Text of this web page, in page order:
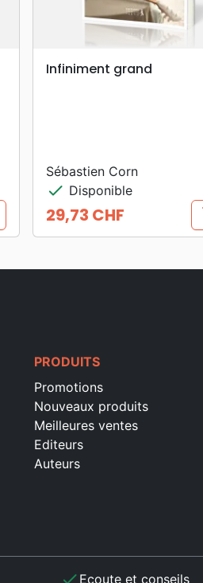
APERÇU RAPIDE
Infiniment grand
Sébastien Corn
check Disponible
Prix
29,73 CHF
PRODUITS
Promotions
Nouveaux produits
Meilleures ventes
Editeurs
Auteurs
check Ecoute et conseils